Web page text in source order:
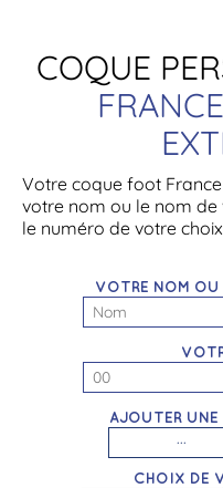
COQUE
Votre coque foot
votre nom ou le nom
le numéro de votre
VOTRE NOM
AJOUTER
...
CHOIX DE